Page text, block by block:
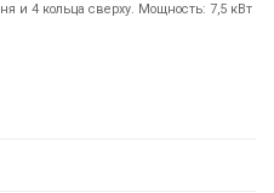
и 4 кольца сверху. Мощность: 7,5 кВт